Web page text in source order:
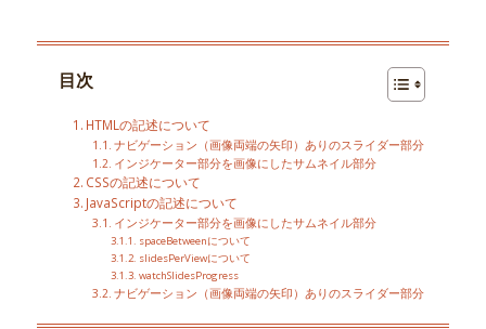
目次
HTMLの記述について
ナビゲーション（画像両端の矢印）ありのスライダー部分
インジケーター部分を画像にしたサムネイル部分
CSSの記述について
JavaScriptの記述について
インジケーター部分を画像にしたサムネイル部分
spaceBetweenについて
slidesPerViewについて
watchSlidesProgress
ナビゲーション（画像両端の矢印）ありのスライダー部分